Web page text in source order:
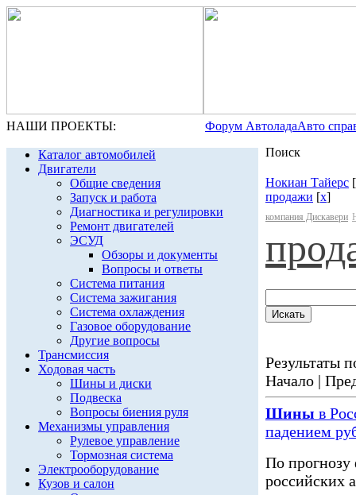
НАШИ ПРОЕКТЫ: Форум АвтоладаАвто
Каталог автомобилей
Двигатели
Общие сведения
Запуск и работа
Диагностика и регулировки
Ремонт двигателей
ЭСУД
Обзоры и документы
Вопросы и ответы
Система питания
Система зажигания
Система охлаждения
Газовое оборудование
Другие вопросы
Трансмиссия
Ходовая часть
Шины и диски
Подвеска
Вопросы биения руля
Механизмы управления
Рулевое управление
Тормозная система
Электрооборудование
Кузов и салон
Поиск
Нокиан Тайерс [
продажи [x]
компания Дискавери
Результаты
Начало |
Шины в
падением
По
российских